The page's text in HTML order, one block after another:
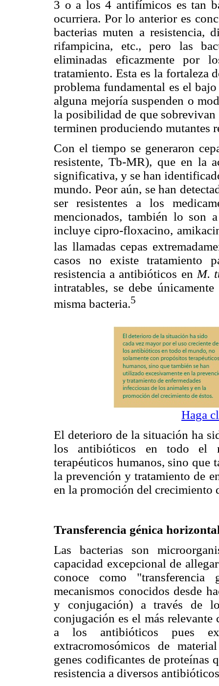
3 o a los 4 antifímicos es tan
ocurriera. Por lo anterior es
bacterias muten a resistencia,
rifampicina, etc., pero las
eliminadas eficazmente por
tratamiento. Esta es la fortaleza
problema fundamental es el
alguna mejoría suspenden o
la posibilidad de que
terminen produciendo mutantes
Con el tiempo se generaron
resistente, Tb-MR), que en la
significativa, y se han
mundo. Peor aún, se han
ser resistentes a los
mencionados, también lo son
incluye cipro-floxacino,
las llamadas cepas
casos no existe tratamiento
resistencia a antibióticos en M.
intratables, se debe
misma bacteria.5
Haga
El deterioro de la situación ha
los antibióticos en todo el
terapéuticos humanos, sino que
la prevención y tratamiento de
en la promoción del crecimiento
Transferencia génica
Las bacterias son
capacidad excepcional de
conoce como
mecanismos conocidos desde
y conjugación) a través de
conjugación es el más
a los antibióticos pues
extracromosómicos de
genes codificantes de proteínas
resistencia a diversos